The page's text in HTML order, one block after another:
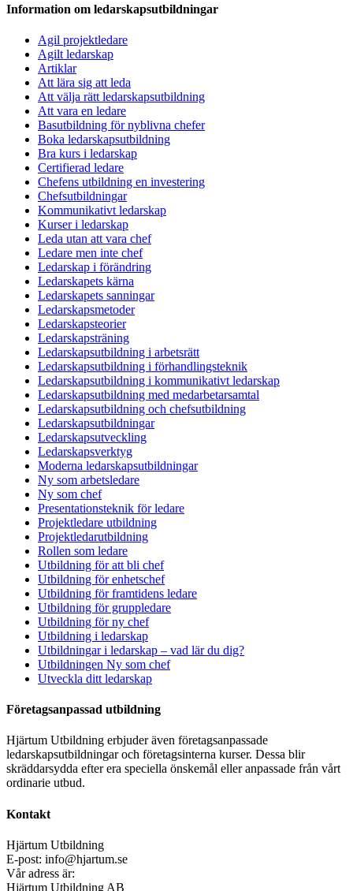
Information om ledarskapsutbildningar
Agil projektledare
Agilt ledarskap
Artiklar
Att lära sig att leda
Att välja rätt ledarskapsutbildning
Att vara en ledare
Basutbildning för nyblivna chefer
Boka ledarskapsutbildning
Bra kurs i ledarskap
Certifierad ledare
Chefens utbildning en investering
Chefsutbildningar
Kommunikativt ledarskap
Kurser i ledarskap
Leda utan att vara chef
Ledare men inte chef
Ledarskap i förändring
Ledarskapets kärna
Ledarskapets sanningar
Ledarskapsmetoder
Ledarskapsteorier
Ledarskapsträning
Ledarskapsutbildning i arbetsrätt
Ledarskapsutbildning i förhandlingsteknik
Ledarskapsutbildning i kommunikativt ledarskap
Ledarskapsutbildning med medarbetarsamtal
Ledarskapsutbildning och chefsutbildning
Ledarskapsutbildningar
Ledarskapsutveckling
Ledarskapsverktyg
Moderna ledarskapsutbildningar
Ny som arbetsledare
Ny som chef
Presentationsteknik för ledare
Projektledare utbildning
Projektledarutbildning
Rollen som ledare
Utbildning för att bli chef
Utbildning för enhetschef
Utbildning för framtidens ledare
Utbildning för gruppledare
Utbildning för ny chef
Utbildning i ledarskap
Utbildningar i ledarskap – vad lär du dig?
Utbildningen Ny som chef
Utveckla ditt ledarskap
Företagsanpassad utbildning
Hjärtum Utbildning erbjuder även företagsanpassade
ledarskapsutbildningar och företagsinterna kurser. Dessa blir
skräddarsydda efter era speciella önskemål eller anpassade från vårt
ordinarie utbud.
Kontakt
Hjärtum Utbildning
E-post: info@hjartum.se
Vår adress är:
Hjärtum Utbildning AB